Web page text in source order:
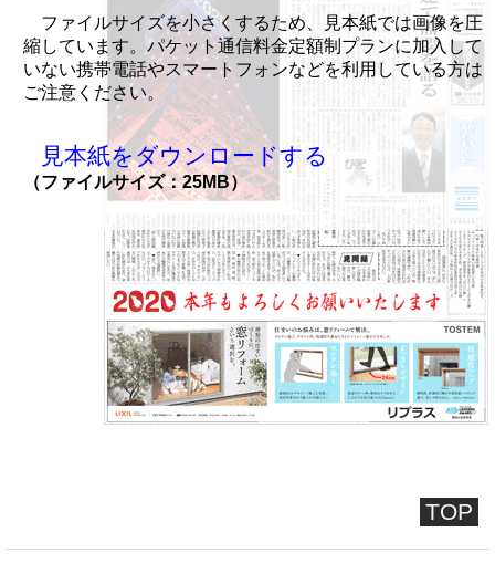
ファイルサイズを小さくするため、見本紙では画像を圧
縮しています。パケット通信料金定額制プランに加入して
いない携帯電話やスマートフォンなどを利用している方は
ご注意ください。
見本紙をダウンロードする
（ファイルサイズ：25MB）
TOP